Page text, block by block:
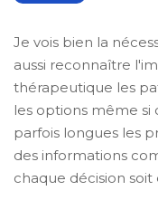
Je vois bien la
aussi reconnaître
thérapeutique les
les options même si
parfois longues les
des informations
chaque décision soit